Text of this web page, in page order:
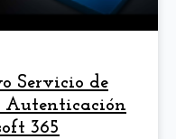
Servicio de
Autenticación
365